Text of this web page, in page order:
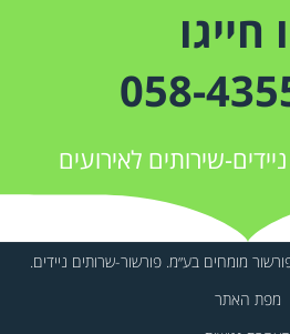
חייגו
058-
שירותים לאירועים
מפת האתר